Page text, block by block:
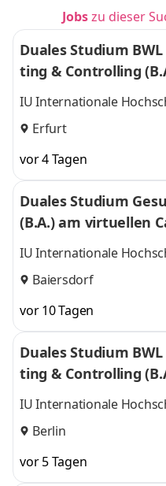
Jobszu dieser
Duales Studium
ting & Controlling
IU Internationale
Erfurt
vor 4 Tagen
Duales Studium
(B.A.) am virtuellen
e
IU Internationale
Baiersdorf
vor 10 Tagen
Duales Studium
ting & Controlling
IU Internationale
Berlin
vor 5 Tagen